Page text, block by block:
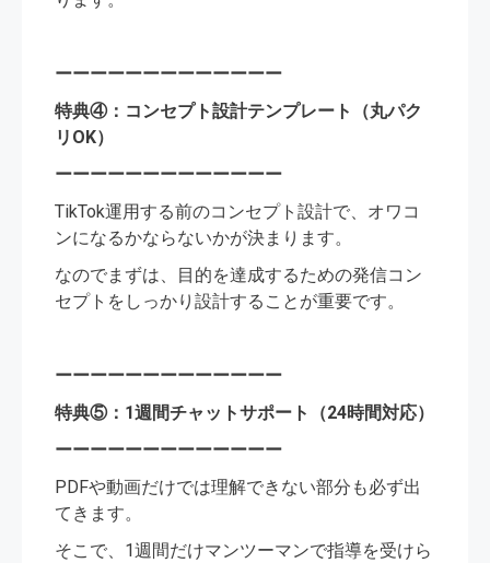
ーーーーーーーーーーーーー
特典④：コンセプト設計テンプレート（丸パク
リOK）
ーーーーーーーーーーーーー
TikTok運用する前のコンセプト設計で、オワコ
ンになるかならないかが決まります。
なのでまずは、目的を達成するための発信コン
セプトをしっかり設計することが重要です。
ーーーーーーーーーーーーー
特典⑤：1週間チャットサポート（24時間対応）
ーーーーーーーーーーーーー
PDFや動画だけでは理解できない部分も必ず出
てきます。
そこで、1週間だけマンツーマンで指導を受けら